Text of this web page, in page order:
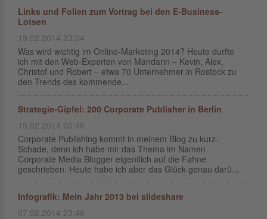
Links und Folien zum Vortrag bei den E-Business-
Lotsen
19.02.2014 23:04
Was wird wichtig im Online-Marketing 2014? Heute durfte
ich mit den Web-Experten von Mandarin – Kevin, Alex,
Christof und Robert – etwa 70 Unternehmer in Rostock zu
den Trends des kommende...
Strategie-Gipfel: 200 Corporate Publisher in Berlin
15.02.2014 00:46
Corporate Publishing kommt in meinem Blog zu kurz.
Schade, denn ich habe mir das Thema im Namen
Corporate Media Blogger eigentlich auf die Fahne
geschrieben. Heute habe ich aber das Glück genau darü...
Infografik: Mein Jahr 2013 bei slideshare
07.02.2014 23:46